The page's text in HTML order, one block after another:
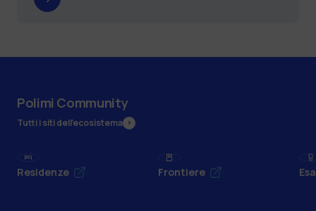
Polimi Community
Tutti i siti dell’ecosistema
Residenze Frontiere